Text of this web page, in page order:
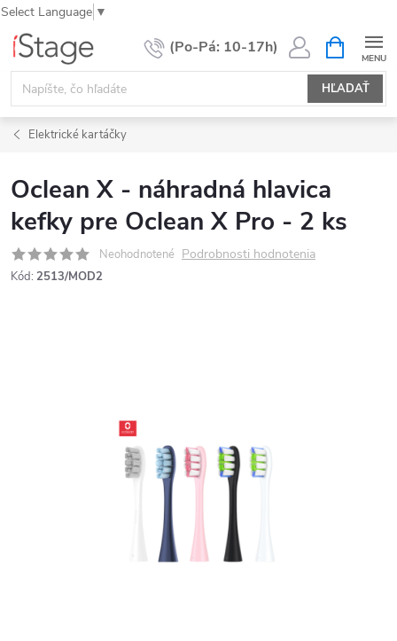
Select Language ▼
Prejsť
obsah
HĽADAŤ
KOŠÍK
Elektrické kartáčky
Oclean X - náhradná hlavica
kefky pre Oclean X Pro - 2 ks
Neohodnotené Podrobnosti hodnotenia
Kód: 2513/MOD2